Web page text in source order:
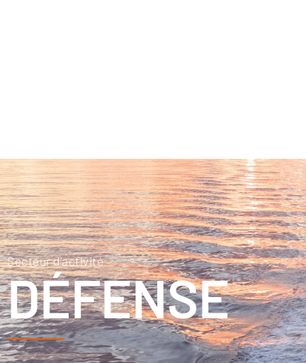
Secteur d'activité
DÉFENSE